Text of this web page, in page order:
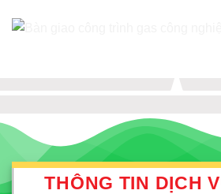
THÔNG TIN DỊCH